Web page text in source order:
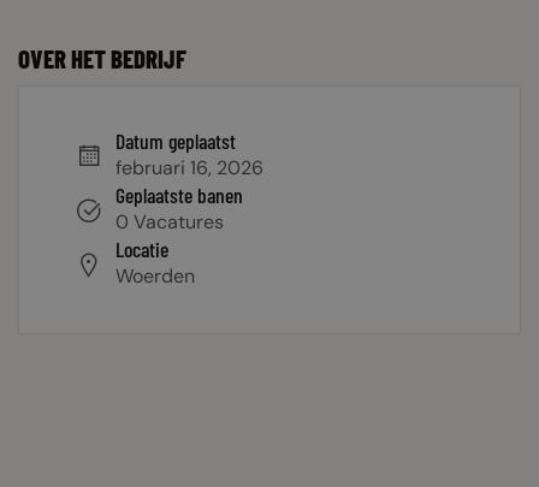
OVER HET BEDRIJF
Datum geplaatst
februari 16, 2026
Geplaatste banen
0 Vacatures
Locatie
Woerden